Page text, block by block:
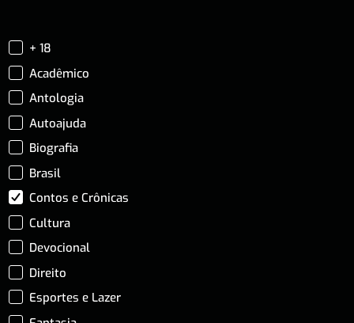
+ 18
Acadêmico
Antologia
Autoajuda
Biografia
Brasil
Contos e Crônicas
Cultura
Devocional
Direito
Esportes e Lazer